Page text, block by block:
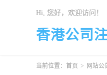
香港公司
Hi, 您好，欢迎访问！
当前位置： 首页 > 网站公